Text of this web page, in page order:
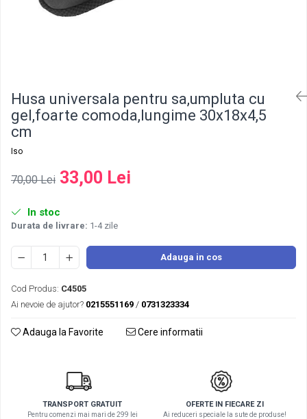
Husa universala pentru sa,umpluta cu
gel,foarte comoda,lungime 30x18x4,5
cm
Iso
70,00 Lei 33,00 Lei
In stoc
Durata de livrare: 1-4 zile
Adauga in cos
Cod Produs: C4505
Ai nevoie de ajutor? 0215551169 / 0731323334
Adauga la Favorite Cere informatii
TRANSPORT GRATUIT
Pentru comenzi mai mari de 299 lei
OFERTE IN FIECARE ZI
Ai reduceri speciale la sute de produse!